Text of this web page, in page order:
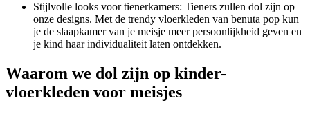
Stijlvolle looks voor tienerkamers: Tieners zullen dol zijn op
onze designs. Met de trendy vloerkleden van benuta pop kun
je de slaapkamer van je meisje meer persoonlijkheid geven en
je kind haar individualiteit laten ontdekken.
Waarom we dol zijn op kinder-
vloerkleden voor meisjes